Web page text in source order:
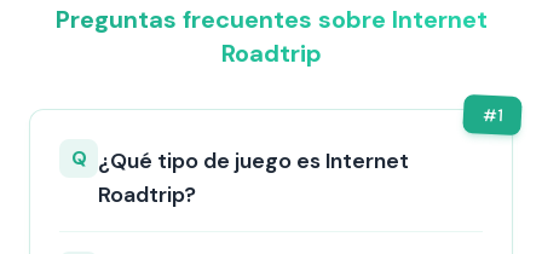
Preguntas frecuentes sobre Internet
Roadtrip
#1
Q ¿Qué tipo de juego es Internet
Roadtrip?